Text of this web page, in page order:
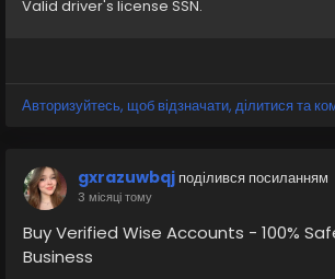
Valid driver's license SSN.
Авторизуйтесь, щоб відзначати, ділитися та
gxrazuwbqj поділився посиланням
3 місяці тому
Buy Verified Wise Accounts - 100%
Business